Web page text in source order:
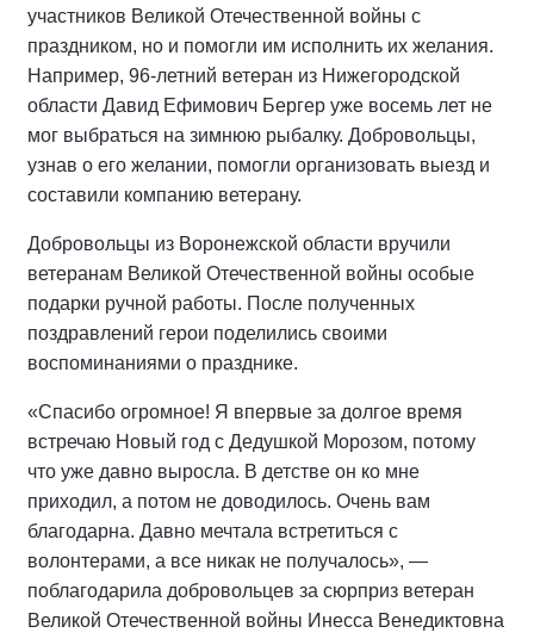
участников Великой Отечественной войны с
праздником, но и помогли им исполнить их желания.
Например, 96-летний ветеран из Нижегородской
области Давид Ефимович Бергер уже восемь лет не
мог выбраться на зимнюю рыбалку. Добровольцы,
узнав о его желании, помогли организовать выезд и
составили компанию ветерану.
Добровольцы из Воронежской области вручили
ветеранам Великой Отечественной войны особые
подарки ручной работы. После полученных
поздравлений герои поделились своими
воспоминаниями о празднике.
«Спасибо огромное! Я впервые за долгое время
встречаю Новый год с Дедушкой Морозом, потому
что уже давно выросла. В детстве он ко мне
приходил, а потом не доводилось. Очень вам
благодарна. Давно мечтала встретиться с
волонтерами, а все никак не получалось», —
поблагодарила добровольцев за сюрприз ветеран
Великой Отечественной войны Инесса Венедиктовна